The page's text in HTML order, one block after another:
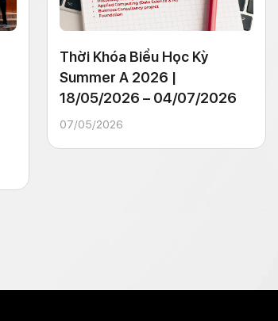
Thời Khóa Biểu Học Kỳ
Summer A 2026 |
18/05/2026 – 04/07/2026
07/05/2026